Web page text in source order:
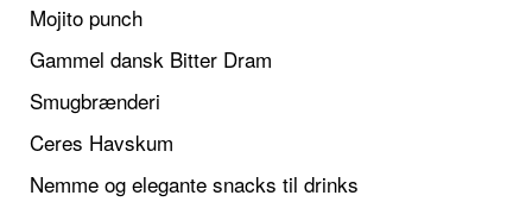
Mojito punch
Gammel dansk Bitter Dram
Smugbrænderi
Ceres Havskum
Nemme og elegante snacks til drinks